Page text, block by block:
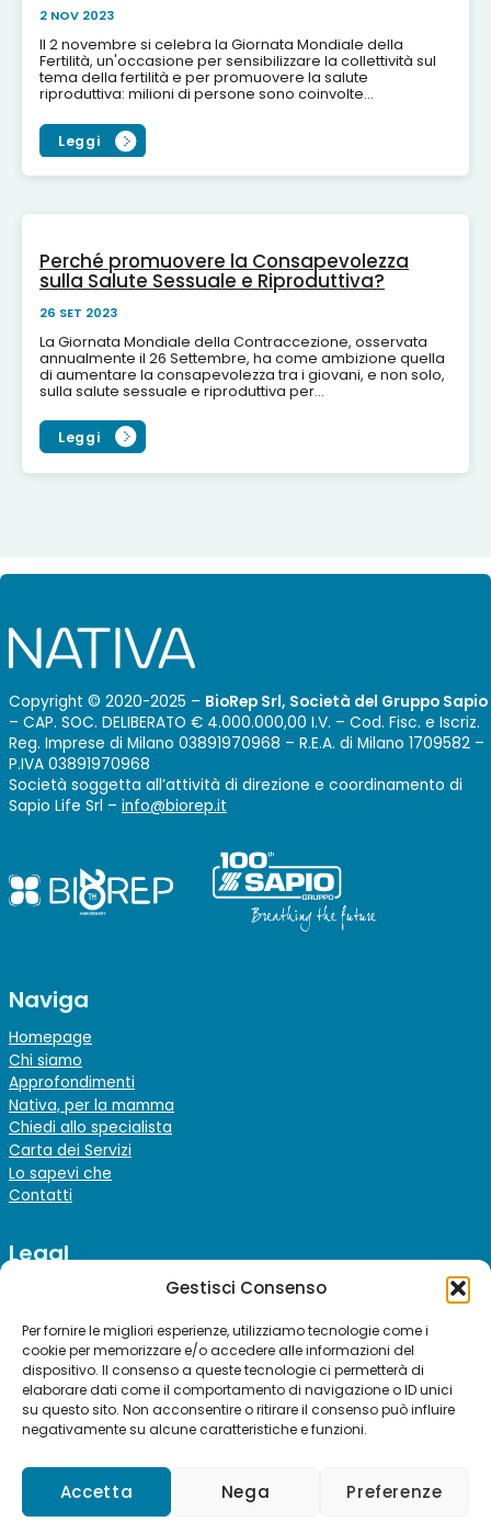
Gestisci Consenso
Per fornire le migliori esperienze, utilizziamo tecnologie come i
cookie per memorizzare e/o accedere alle informazioni del
dispositivo. Il consenso a queste tecnologie ci permetterà di
elaborare dati come il comportamento di navigazione o ID unici
su questo sito. Non acconsentire o ritirare il consenso può influire
negativamente su alcune caratteristiche e funzioni.
Accetta Nega Preferenze
2 NOV 2023
Il 2 novembre si celebra la Giornata Mondiale della
Fertilità, un'occasione per sensibilizzare la collettività sul
tema della fertilità e per promuovere la salute
riproduttiva: milioni di persone sono coinvolte...
Leggi
Perché promuovere la Consapevolezza
sulla Salute Sessuale e Riproduttiva?
26 SET 2023
La Giornata Mondiale della Contraccezione, osservata
annualmente il 26 Settembre, ha come ambizione quella
di aumentare la consapevolezza tra i giovani, e non solo,
sulla salute sessuale e riproduttiva per...
Leggi
Copyright © 2020-2025 – BioRep Srl, Società del Gruppo Sapio
– CAP. SOC. DELIBERATO € 4.000.000,00 I.V. – Cod. Fisc. e Iscriz.
Reg. Imprese di Milano 03891970968 – R.E.A. di Milano 1709582 –
P.IVA 03891970968
Società soggetta all’attività di direzione e coordinamento di
Sapio Life Srl – info@biorep.it
Naviga
Homepage
Chi siamo
Approfondimenti
Nativa, per la mamma
Chiedi allo specialista
Carta dei Servizi
Lo sapevi che
Contatti
Legal
Cookie policy
Seguici su